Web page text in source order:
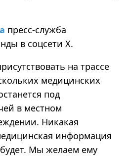
пресс-служба
в соцсети Х.
на трассе
медицинских
под
в местном
Никакая
информация
Мы желаем ему